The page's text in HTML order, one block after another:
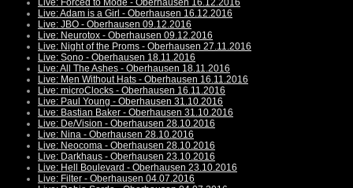
Live: Forced to Mode - Oberhausen 16.12.2016
Live: Adam is a Girl - Oberhausen 16.12.2016
Live: JBO - Oberhausen 09.12.2016
Live: Neurotox - Oberhausen 09.12.2016
Live: Night of the Proms - Oberhausen 27.11.2016
Live: Sono - Oberhausen 18.11.2016
Live: All The Ashes - Oberhausen 18.11.2016
Live: Men Without Hats - Oberhausen 16.11.2016
Live: microClocks - Oberhausen 16.11.2016
Live: Paul Young - Oberhausen 31.10.2016
Live: Bastian Baker - Oberhausen 31.10.2016
Live: De/Vision - Oberhausen 28.10.2016
Live: Nina - Oberhausen 28.10.2016
Live: Neocoma - Oberhausen 28.10.2016
Live: Darkhaus - Oberhausen 23.10.2016
Live: Hell Boulevard - Oberhausen 23.10.2016
Live: Filter - Oberhausen 04.07.2016